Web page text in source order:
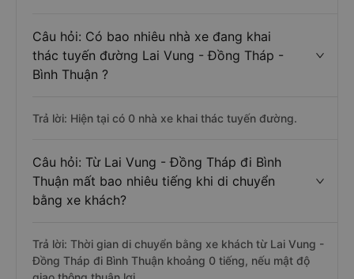
Câu hỏi: Có bao nhiêu nhà xe đang khai
thác tuyến đường Lai Vung - Đồng Tháp -
Bình Thuận ?
Trả lời: Hiện tại có 0 nhà xe khai thác tuyến đường.
Câu hỏi: Từ Lai Vung - Đồng Tháp đi Bình
Thuận mất bao nhiêu tiếng khi di chuyển
bằng xe khách?
Trả lời: Thời gian di chuyển bằng xe khách từ Lai Vung -
Đồng Tháp đi Bình Thuận khoảng 0 tiếng, nếu mật độ